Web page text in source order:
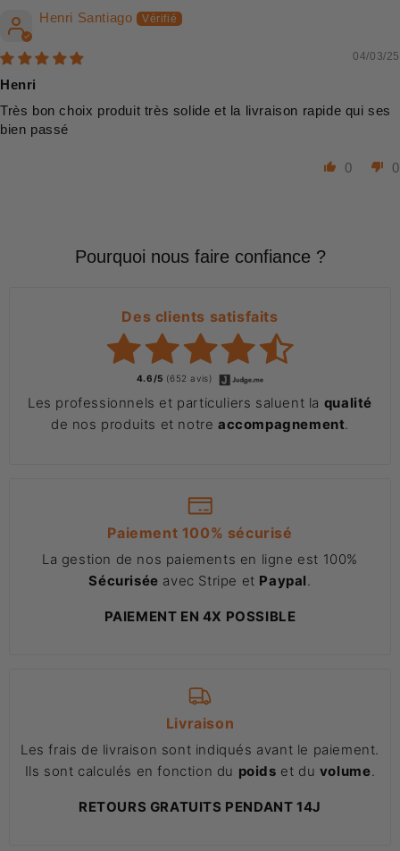
Henri Santiago
04/03/25
Henri
Très bon choix produit très solide et la livraison rapide qui ses
bien passé
0 0
Pourquoi nous faire confiance ?
Des clients satisfaits
4.6/5 (652 avis)
Les professionnels et particuliers saluent la qualité
de nos produits et notre accompagnement
Paiement 100% sécurisé
La gestion de nos paiements en ligne est 100%
Sécurisée avec Stripe et Paypal
PAIEMENT EN 4X POSSIBLE
Livraison
Les frais de livraison sont indiqués avant le paiement.
Ils sont calculés en fonction du poids et du volume
RETOURS GRATUITS PENDANT 14J